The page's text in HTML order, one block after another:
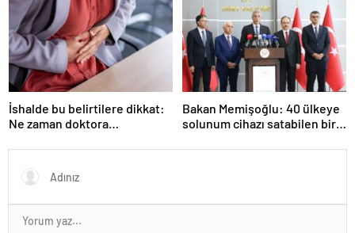
İshalde bu belirtilere dikkat:
Ne zaman doktora
Bakan Memişoğlu: 40 ülkeye
solunum cihazı satabilen bir